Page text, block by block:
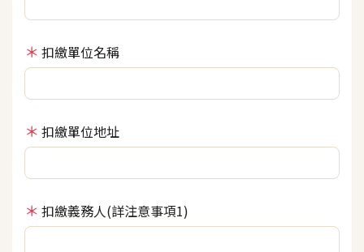
扣繳單位名稱
扣繳單位地址
扣繳義務人(詳注意事項1)